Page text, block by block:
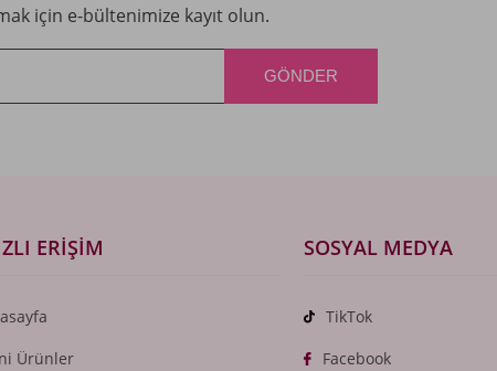
için e-bültenimize kayıt olun.
ERIŞIM
Ürünler
SOSYAL MEDYA
TikTok
Facebook